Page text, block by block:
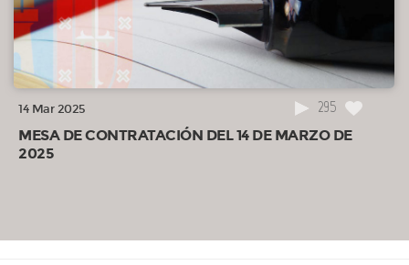
14 Mar 2025 295
MESA DE CONTRATACIÓN DEL 14 DE MARZO DE
2025